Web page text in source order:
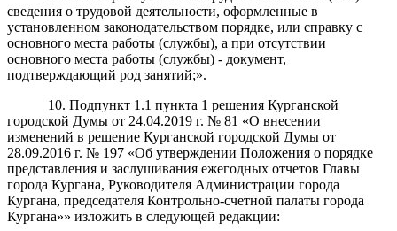
сведения о трудовой деятельности, оформленные в
установленном законодательством порядке, или справку с
основного места работы (службы), а при отсутствии
основного места работы (службы) - документ,
подтверждающий род занятий;».
10. Подпункт 1.1 пункта 1 решения Курганской
городской Думы от 24.04.2019 г. № 81 «О внесении
изменений в решение Курганской городской Думы от
28.09.2016 г. № 197 «Об утверждении Положения о порядке
представления и заслушивания ежегодных отчетов Главы
города Кургана, Руководителя Администрации города
Кургана, председателя Контрольно-счетной палаты города
Кургана»» изложить в следующей редакции: